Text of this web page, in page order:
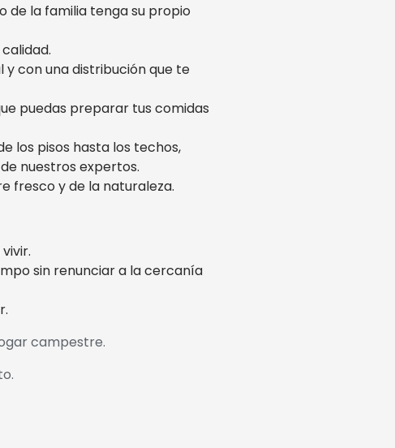
de la familia tenga su propio
con una distribución que te
puedas preparar tus comidas
los pisos hasta los techos,
nuestros expertos.
fresco y de la naturaleza.
sin renunciar a la cercanía
campestre.